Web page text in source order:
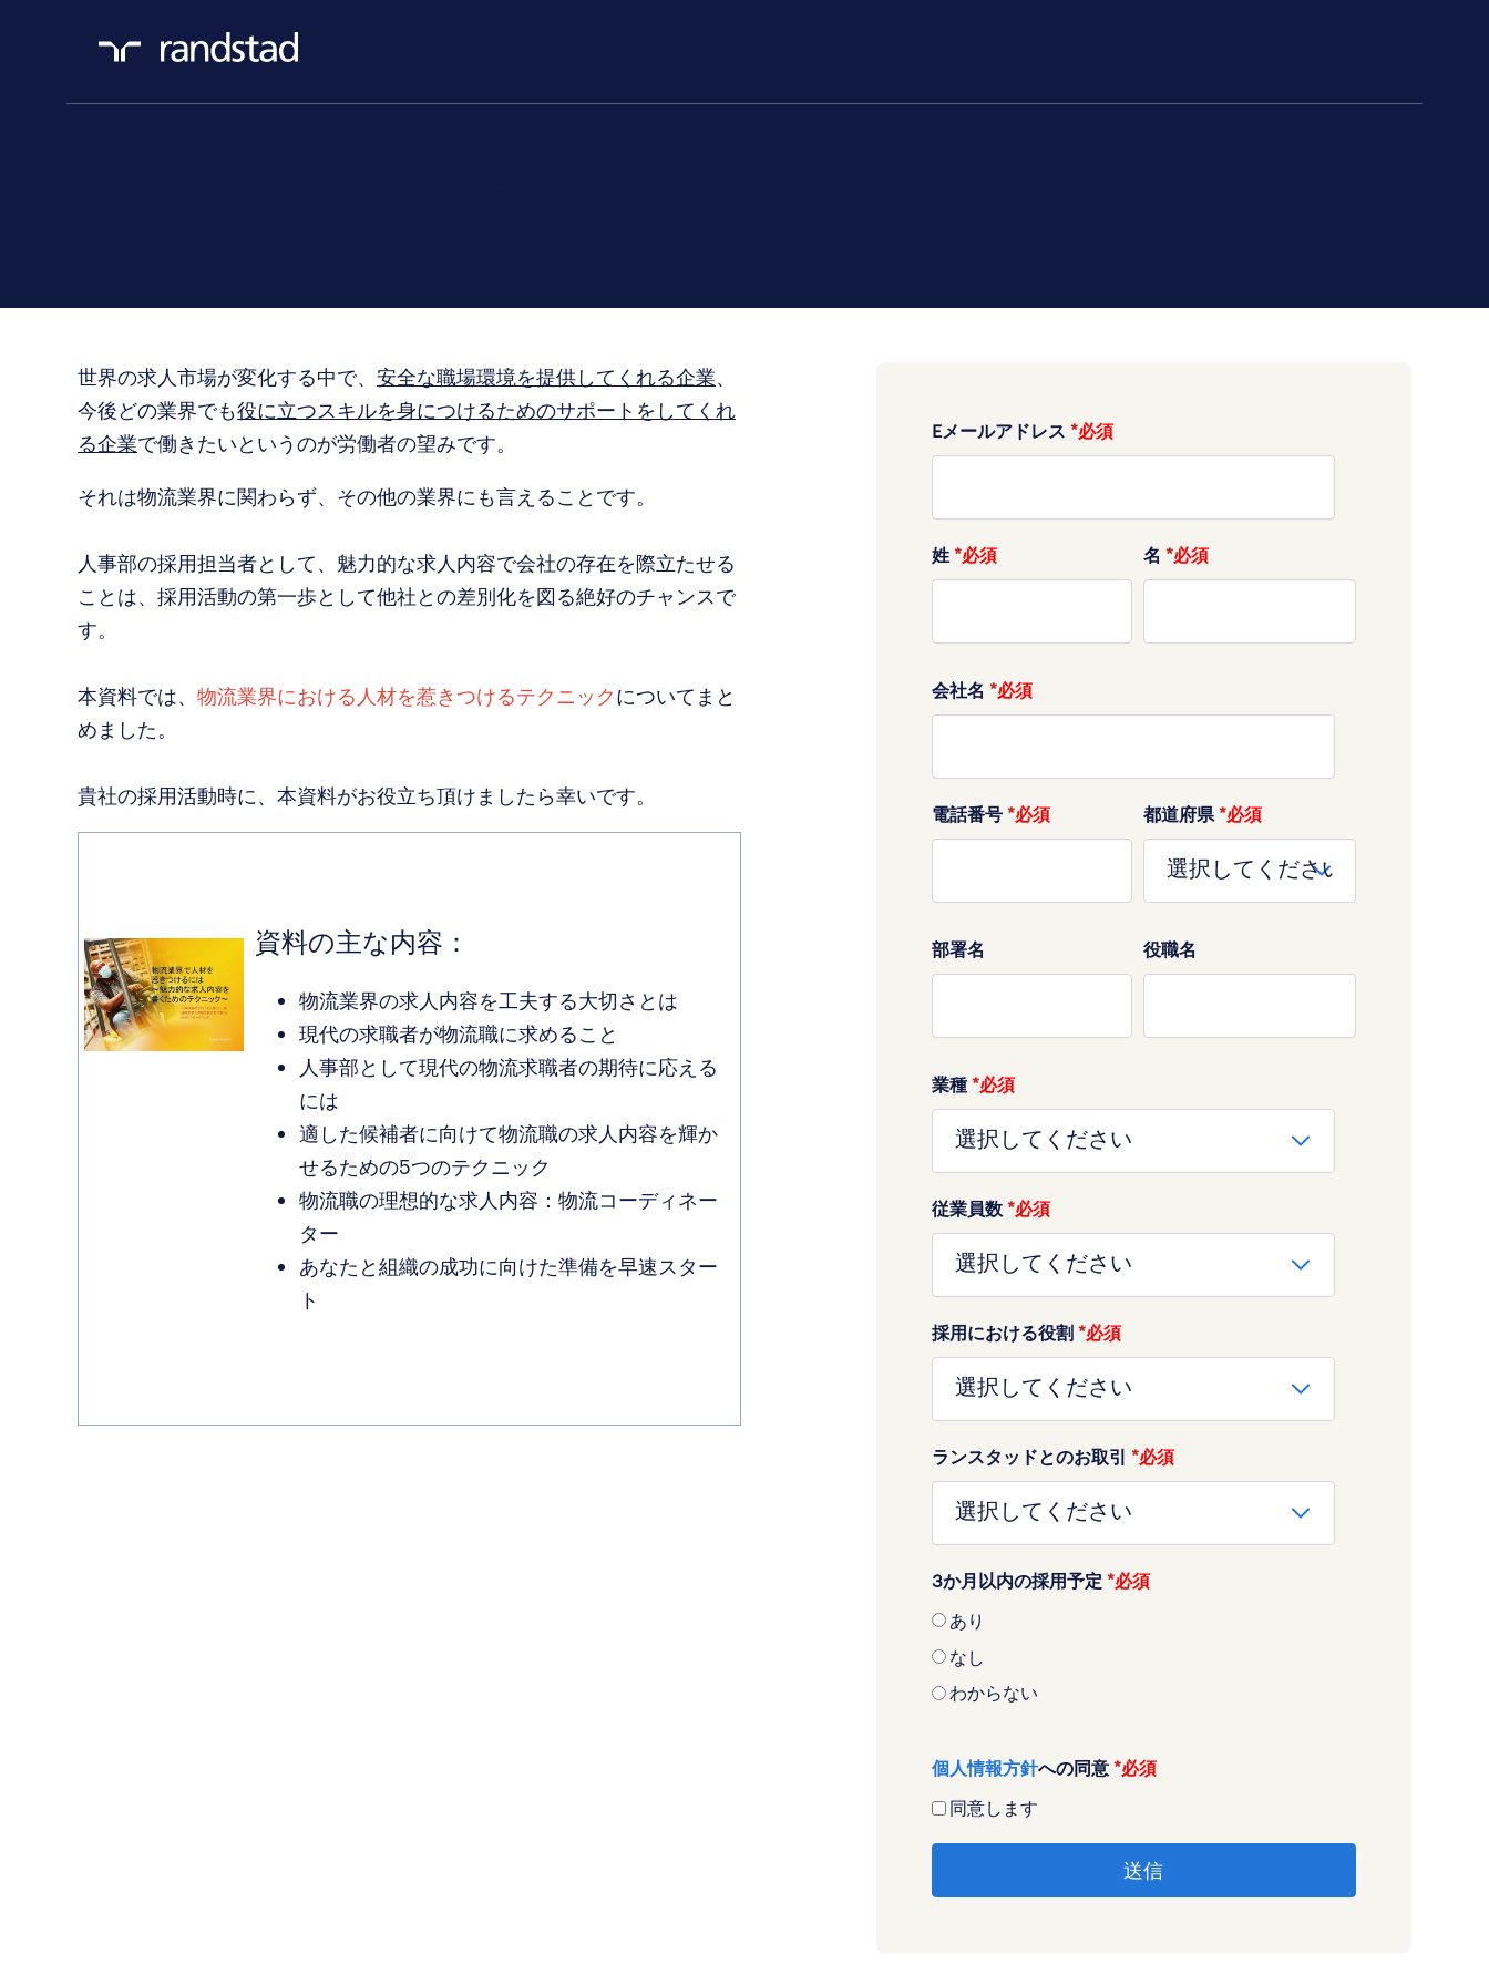
世界の求人市場が変化する中で、 安全な職場環境を提供してくれる企業、
今後どの業界でも役に立つスキルを身につけるためのサポートをしてくれ
る企業で働きたいというのが労働者の望みです。
それは物流業界に関わらず、その他の業界にも言えることです。
人事部の採用担当者として、魅力的な求人内容で会社の存在を際立たせる
ことは、採用活動の第一歩として他社との差別化を図る絶好のチャンスで
す。
本資料では、 物流業界における人材を惹きつけるテクニックについてまと
めました。
貴社の採用活動時に、本資料がお役立ち頂けましたら幸いです。
資料の主な内容：
物流業界の求人内容を工夫する大切さとは
現代の求職者が物流職に求めること
人事部として現代の物流求職者の期待に応える
には
適した候補者に向けて物流職の求人内容を輝か
せるための5つのテクニック
物流職の理想的な求人内容：物流コーディネー
ター
あなたと組織の成功に向けた準備を早速スター
ト
Eメールアドレス *
姓 * 名 *
会社名 *
電話番号 * 都道府県 *
部署名 役職名
業種 *
従業員数 *
採用における役割 *
ランスタッドとのお取引 *
3か月以内の採用予定 *
あり
なし
わからない
個人情報方針への同意 *
同意します